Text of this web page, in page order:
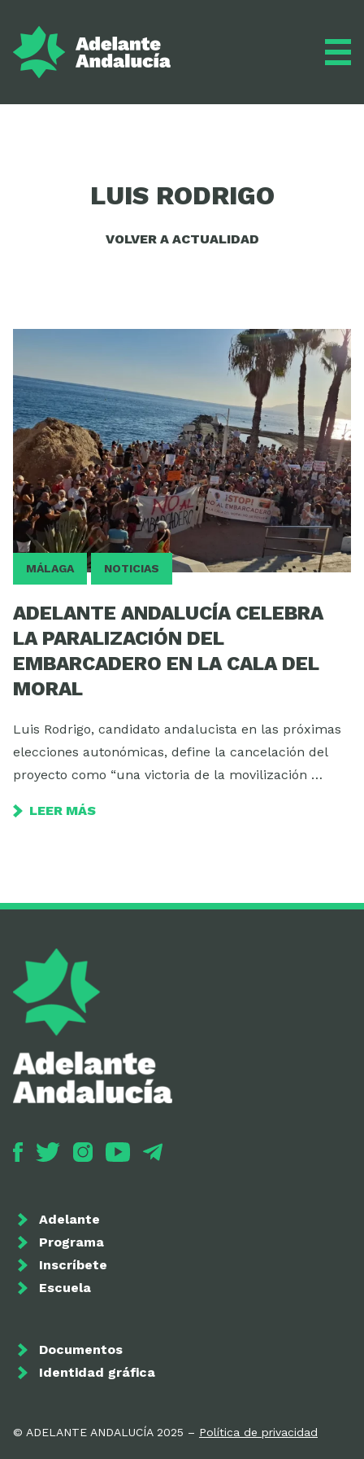
ESCUELA
LUIS RODRIGO
VOLVER A ACTUALIDAD
MÁLAGA NOTICIAS
ADELANTE ANDALUCÍA CELEBRA
LA PARALIZACIÓN DEL
EMBARCADERO EN LA CALA DEL
MORAL
Luis Rodrigo, candidato andalucista en las próximas
elecciones autonómicas, define la cancelación del
proyecto como “una victoria de la movilización …
LEER MÁS
Adelante
Programa
Inscríbete
Escuela
Documentos
Identidad gráfica
© ADELANTE ANDALUCÍA 2025 – Política de privacidad